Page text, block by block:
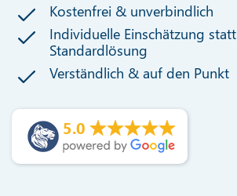
Kostenfrei & unverbindlich
Individuelle Einschätzung statt
Standardlösung
Verständlich & auf den Punkt
5.0